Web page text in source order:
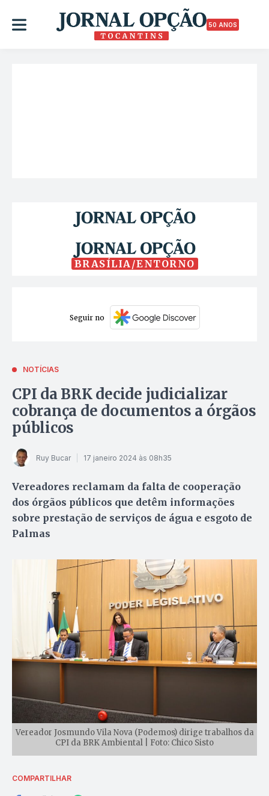
50 ANOS
BRASÍLIA/ENTORNO
Seguir no
NOTÍCIAS
CPI da BRK decide judicializar
cobrança de documentos a órgãos
públicos
Ruy Bucar 17 janeiro 2024 às 08h35
Vereadores reclamam da falta de cooperação
dos órgãos públicos que detêm informações
sobre prestação de serviços de água e esgoto de
Palmas
Vereador Josmundo Vila Nova (Podemos) dirige trabalhos da
CPI da BRK Ambiental | Foto: Chico Sisto
COMPARTILHAR